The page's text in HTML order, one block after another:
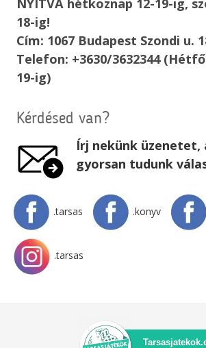
18-ig!
Cím: 1067 Budapest Szondi u.
Telefon: +3630/3632344
19-ig)
Kérdésed van?
Írj nekünk üzenetet,
gyorsan tudunk
.tarsas .konyv
.tarsas